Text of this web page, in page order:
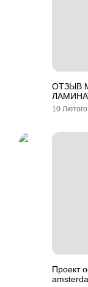
ОТЗЫВ
10
Проект